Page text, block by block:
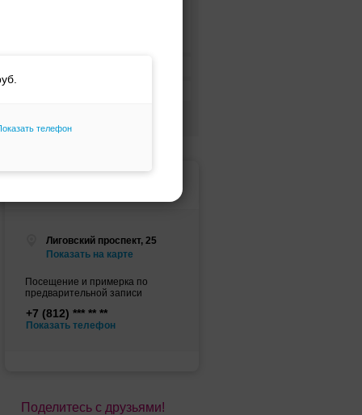
телефон
Лиговский проспект, 25
Показать на карте
Посещение и примерка по
предварительной записи
+7 (812)
Показать телефон
Поделитесь с друзьями!